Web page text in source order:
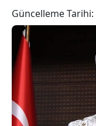
Güncelleme Tarihi: